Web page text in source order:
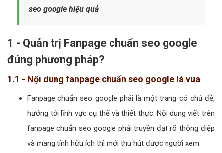
seo google hiệu quả
1 - Quản trị Fanpage chuẩn seo google
đúng phương pháp?
1.1 - Nội dung fanpage chuẩn seo google là vua
Fanpage chuẩn seo google phải là một trang có chủ đề,
hướng tới lĩnh vực cụ thể và thiết thực. Nội dung viết trên
fanpage chuẩn seo google phải truyền đạt rõ thông điệp
và mang tính hữu ích thì mới thu hút được người xem.